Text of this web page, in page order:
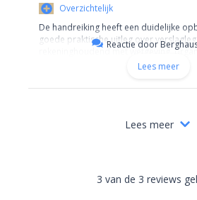
Reactie door
Lees meer
Overzichtelijk
De handreiking heeft een duidelijke
goede praktische uitleg over
rekeninghoudend met wetgeving,
rechtspraak. Alles wat je leest kun je in
Lees meer
3 van de 3 reviews